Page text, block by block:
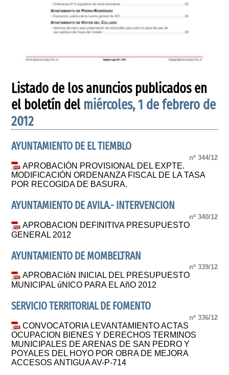
Listado de los anuncios publicados en
el boletín del miércoles, 1 de febrero de
2012
AYUNTAMIENTO DE EL TIEMBLO
nº 344/12
APROBACIÓN PROVISIONAL DEL EXPTE.
MODIFICACIÓN ORDENANZA FISCAL DE LA TASA
POR RECOGIDA DE BASURA.
AYUNTAMIENTO DE AVILA.- INTERVENCION
nº 340/12
APROBACION DEFINITIVA PRESUPUESTO
GENERAL 2012
AYUNTAMIENTO DE MOMBELTRAN
nº 339/12
APROBACIóN INICIAL DEL PRESUPUESTO
MUNICIPAL úNICO PARA EL AñO 2012
SERVICIO TERRITORIAL DE FOMENTO
nº 336/12
CONVOCATORIA LEVANTAMIENTO ACTAS
OCUPACION BIENES Y DERECHOS TERMINOS
MUNICIPALES DE ARENAS DE SAN PEDRO Y
POYALES DEL HOYO POR OBRA DE MEJORA
ACCESOS ANTIGUA AV-P-714